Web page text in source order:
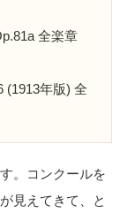
全楽章
年版) 全
。コンクールを
見えてきて、と